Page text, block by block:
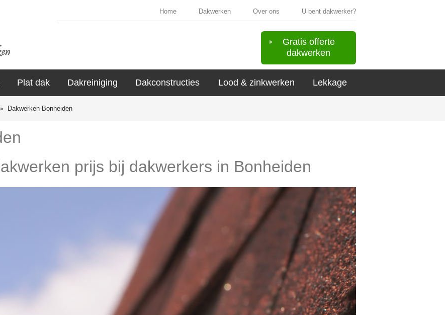
Home Dakwerken Over ons U bent dakwerker?
Gratis offerte
dakwerken
Plat dak Dakreiniging Dakconstructies Lood & zinkwerken Lekkage
Dakwerken Bonheiden
prijs bij dakwerkers in Bonheiden